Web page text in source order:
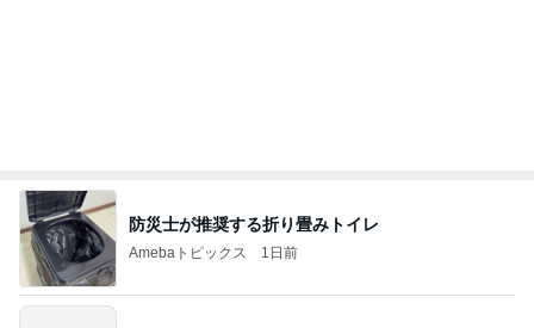
防災士が推奨する折り畳みトイレ
Amebaトピックス 1日前